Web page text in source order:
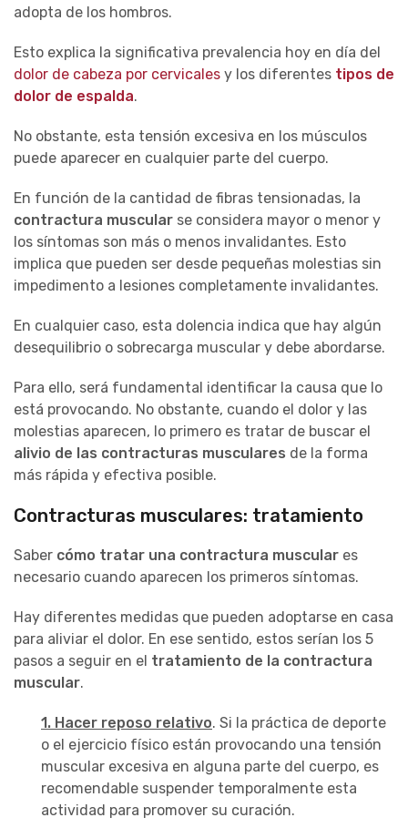
adopta de los hombros.
Esto explica la significativa prevalencia hoy en día del
dolor de cabeza por cervicales y los diferentes tipos de
dolor de espalda.
No obstante, esta tensión excesiva en los músculos
puede aparecer en cualquier parte del cuerpo.
En función de la cantidad de fibras tensionadas, la
contractura muscular se considera mayor o menor y
los síntomas son más o menos invalidantes. Esto
implica que pueden ser desde pequeñas molestias sin
impedimento a lesiones completamente invalidantes.
En cualquier caso, esta dolencia indica que hay algún
desequilibrio o sobrecarga muscular y debe abordarse.
Para ello, será fundamental identificar la causa que lo
está provocando. No obstante, cuando el dolor y las
molestias aparecen, lo primero es tratar de buscar el
alivio de las contracturas musculares de la forma
más rápida y efectiva posible.
Contracturas musculares: tratamiento
Saber cómo tratar una contractura muscular es
necesario cuando aparecen los primeros síntomas.
Hay diferentes medidas que pueden adoptarse en casa
para aliviar el dolor. En ese sentido, estos serían los 5
pasos a seguir en el tratamiento de la contractura
muscular.
1. Hacer reposo relativo. Si la práctica de deporte
o el ejercicio físico están provocando una tensión
muscular excesiva en alguna parte del cuerpo, es
recomendable suspender temporalmente esta
actividad para promover su curación.